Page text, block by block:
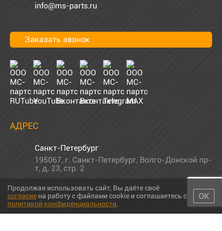
info@ms-parts.ru
Заказать звонок
АДРЕС
Санкт-Петербург
195067, г. Санкт-Петербург, Волго-Донской пр-
т, д. 23, стр. 2
© 2011-2026 МС-партс. Все права защищены |Политика
Продолжая использовать сайт, Вы даёте своё
согласие на работу с файлами cookie и соглашаетесь с
политикой конфиденциальности.
ОК